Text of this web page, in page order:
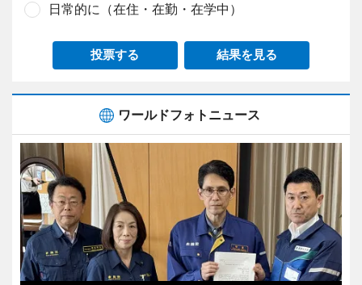
日常的に（在住・在勤・在学中）
投票する 結果を見る
ワールドフォトニュース